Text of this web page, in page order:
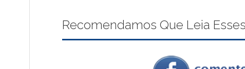
Recomendamos Que Leia